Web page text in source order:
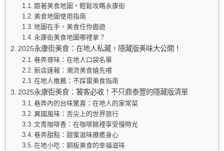
跟著美食地圖，輕鬆攻略永康街
美食地圖使用指南
地圖在手，美食任你遨遊
永康街美食地圖哪裡拿？
2025永康街美食：在地人私藏，隱藏版美味大公開！
巷弄尋味：在地人口袋名單
新店速報：潮流美食搶先嚐
在地人推薦：不踩雷美食指南
2025永康街美食：饕客必收！不只鼎泰豐的隱藏版清單
巷弄內的台味驚喜：在地人的家常菜
異國風味：舌尖上的世界旅行
文青咖啡香：在咖啡館裡享受慢時光
巷弄甜點：甜蜜滋味療癒身心
在地小吃：銅板美食的幸福滋味